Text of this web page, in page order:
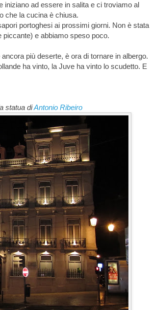
iniziano ad essere in salita e ci troviamo al
che la cucina è chiusa.
portoghesi ai prossimi giorni. Non è stata
e abbiamo speso poco.
più deserte, è ora di tornare in albergo.
ha vinto, la Juve ha vinto lo scudetto. E
statua diAntonio Ribeiro